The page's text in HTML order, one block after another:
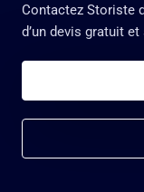
Contactez Storiste
d’un devis gratuit